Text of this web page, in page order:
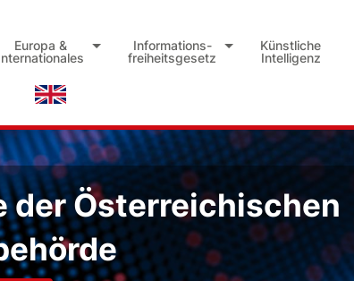
Europa &
Informations-
freiheitsgesetz
Künstliche
Intelligenz
der Österreichischen